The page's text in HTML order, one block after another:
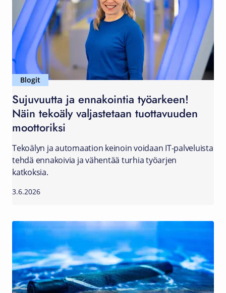
Blogit
Sujuvuutta ja ennakointia työarkeen!
Näin tekoäly valjastetaan tuottavuuden
moottoriksi
Tekoälyn ja automaation keinoin voidaan IT-palveluista
tehdä ennakoivia ja vähentää turhia työarjen
katkoksia.
3.6.2026